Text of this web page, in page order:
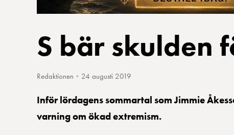
S bär skulden
Redaktionen • 24 augusti 2019
Inför lördagens sommartal som Jimmie
varning om ökad extremism.